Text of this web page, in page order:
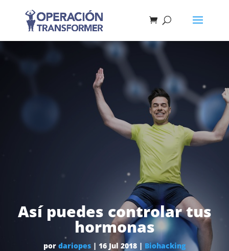
Así puedes controlar tus
hormonas
por dariopes | 16 Jul 2018 | Biohacking